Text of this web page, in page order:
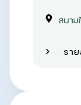
สนาม
รา